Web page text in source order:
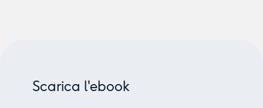
Scarica l'ebook